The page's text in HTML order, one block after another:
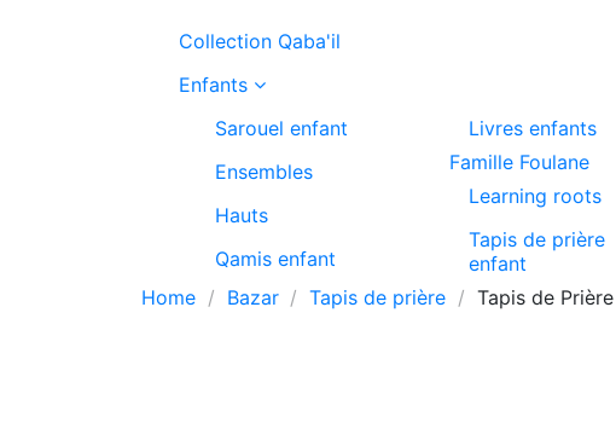
Collection Qaba'il
Enfants
Sarouel enfant
Ensembles
Hauts
Qamis enfant
Livres enfants
Famille Foulane
Learning roots
Tapis de prière
enfant
Home
Bazar Tapis de prière Tapis de